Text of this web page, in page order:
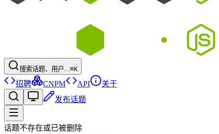
搜索话题、用户...⌘K
招聘 CNPM API
关于
发布话题
话题不存在或已被删除